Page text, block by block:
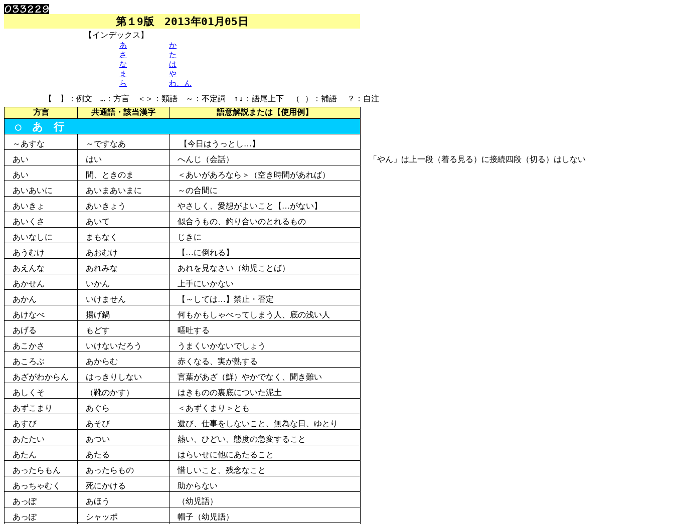
第 １9版 2013年01月 05日
【インデックス 】
あ
か
さ
た
な
は
ま
や
ら
わ、ん
【 】：例文 …：方言 ＜＞：類語 ～：不定詞 ↑↓：語尾上下 （ ）：補語 ？： 自注
方言
共通語・該当漢字 語意解説または【使用例】
○ あ 行
～あすな ～ですなあ 【今日はうっとし…】
あい はい へんじ（会話） 「やん」は上一段 （着る 見る）に接続四段 （切る）はしない
あい
間 、ときのま ＜あいがあろなら＞（空き 時間があれば）
あいあいに あいまあいまに ～の合間に
あいきょ あいきょう やさしく、愛想がよいこと【…がない】
あいくさ あいて 似合 うもの、 釣 り 合いのとれるもの
あいなしに まもなく じきに
あうむけ あおむけ 【…に倒れる】
あえんな あれみな あれを 見なさい（幼児 ことば）
あかせん いかん 上手にいかない
あかん いけません 【～しては…】禁止・否定
あけなべ 揚げ鍋 何もかもしゃべってしまう人、 底の浅い 人
あげる もどす 嘔吐する
あこかさ いけないだろう うまくいかないでしょう
あころぶ あからむ 赤 くなる、 実が熟する
あざがわからん はっきりしない 言葉があざ（鮮）やかでなく、聞き難い
あしくそ （靴のかす） はきものの裏底についた泥土
あずこまり あぐら ＜あずくまり＞とも
あすび あそび 遊び、 仕事をしないこと、 無為な 日 、ゆとり
あたたい あつい 熱い、ひどい、 態度の急変すること
あたん あたる はらいせに他にあたること
あったらもん あったらもの 惜しいこと、残念なこと
あっちゃむく 死にかける 助からない
あっぽ あほう （幼児語）
あっぽ シャッポ 帽子 （幼児語）